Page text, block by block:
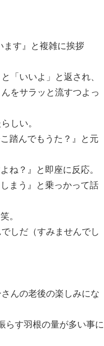
ます』と複雑に挨拶
「いいよ」と返され、
をサラッと流すつよっ
しい。
踏んでもうた？』と元
ね？』と即座に反応。
まう』と乗っかって話
。
しだ（すみませんでし
んの老後の楽しみにな
らす羽根の量が多い事に